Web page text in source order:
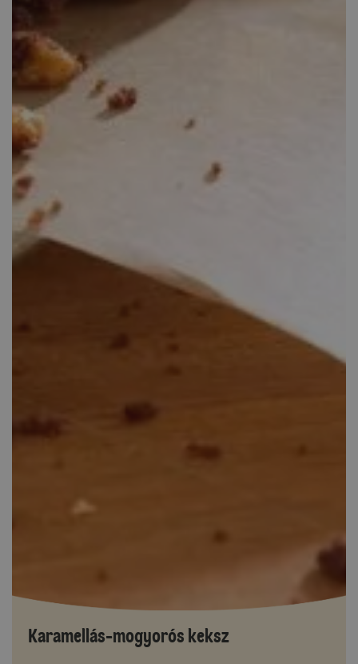
Karamellás-mogyorós keksz